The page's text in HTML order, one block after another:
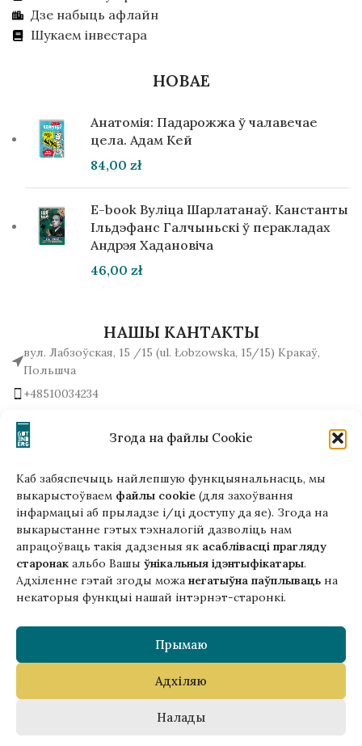
Згода на файлы Cookie
Каб забяспечыць найлепшую функцыянальнасць, мы
выкарыстоўваем файлы cookie (для захоўвання
інфармацыі аб прыладзе і/ці доступу да яе). Згода на
выкарыстанне гэтых тэхналогій дазволіць нам
апрацоўваць такія дадзеныя як асаблівасці прагляду
старонак альбо Вашы ўнікальныя ідэнтыфікатары.
Адхіленне гэтай згоды можа негатыўна паўплываць на
некаторыя функцыі нашай інтэрнэт-старонкі.
Прымаю
Адхіляю
Налады
Гэтая версія сайта створана
ў рамках праекта ArtPower
з падтрымкай Еўрапейскага Саюзу
Дзе набыць афлайн
Шукаем інвестара
НОВАЕ
Анатомія: Падарожжа ў чалавечае
цела. Адам Кей
84,00 zł
E-book Вуліца Шарлатанаў. Канстанты
Ільдэфанс Галчыньскі ў перакладах
Андрэя Хадановіча
46,00 zł
НАШЫ КАНТАКТЫ
вул. Лабзоўская, 15 /15 (ul. Łobzowska, 15/15) Кракаў,
Польшча
+48510034234
Напісаць нам!
Copyright © 2025 Gutenberg Publisher Sp. z o.o.